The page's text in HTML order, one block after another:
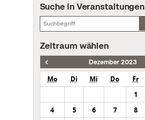
Suche in Veranstaltungen
Zeitraum wählen
Dezember 2023
Mo Di Mi Do Fr
1
4
5 6 7 8